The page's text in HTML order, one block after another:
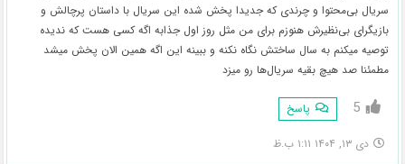
سریال بی‌محتوا و چرندی که جدیدا پخش شده این سریال با داستان پرچالش و
بازیگرای بی‌نظیرش هنوزم برای من مثل روز اول جذابه اگه کسی هست که ندیده
توصیه میکنم به سال ساختش نگاه نکنه و ببینه این اگه همین الان پخش میشد
مطمئنا صد هیچ بقیه سریال‌ها رو میزد
5 پاسخ
دی ۱۳, ۱۴۰۴ ۱:۱۱ ب.ظ